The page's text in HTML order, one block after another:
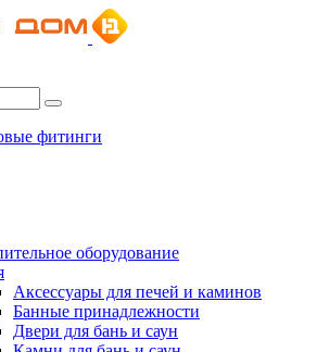
фитинги
оборудование
Аксессуары для печей и каминов
Банные принадлежности
Двери для бань и саун